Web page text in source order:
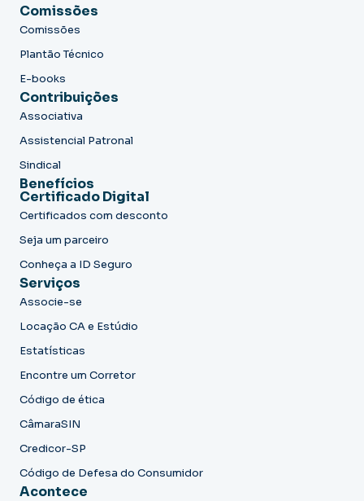
Comissões
Comissões
Plantão Técnico
E-books
Contribuições
Associativa
Assistencial Patronal
Sindical
Benefícios
Certificado Digital
Certificados com desconto
Seja um parceiro
Conheça a ID Seguro
Serviços
Associe-se
Locação CA e Estúdio
Estatísticas
Encontre um Corretor
Código de ética
CâmaraSIN
Credicor-SP
Código de Defesa do Consumidor
Acontece